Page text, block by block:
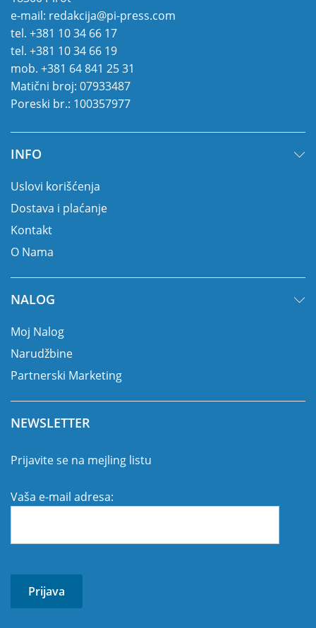
e-mail: redakcija@pi-press.com
tel. +381 10 34 66 17
tel. +381 10 34 66 19
mob. +381 64 841 25 31
Matični broj: 07933487
Poreski br.: 100357977
INFO
Uslovi korišćenja
Dostava i plaćanje
Kontakt
O Nama
NALOG
Moj Nalog
Narudžbine
Partnerski Marketing
NEWSLETTER
Prijavite se na mejling listu
Vaša e-mail adresa: